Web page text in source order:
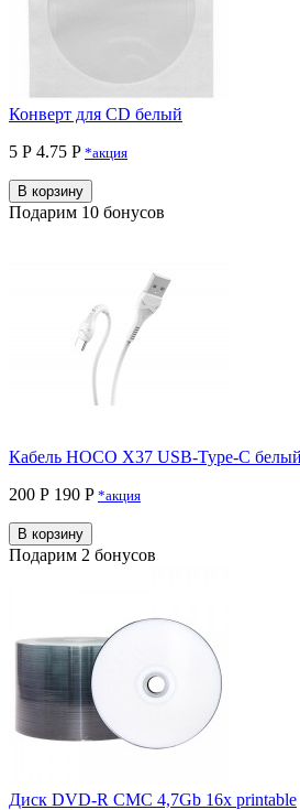
Конверт для CD белый
5 Р 4.75 P *акция
В корзину
Подарим 10 бонусов
Кабель HOCO X37 USB-Type-C
200 Р 190 P *акция
В корзину
Подарим 2 бонусов
Диск DVD-R CMC 4,7Gb 16x printable